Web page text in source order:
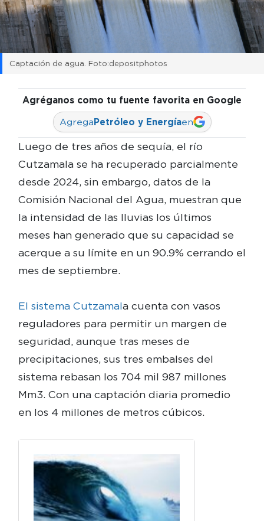
Captación de agua. Foto:depositphotos
Agréganos como tu fuente favorita en Google
AgregaPetróleo y Energíaen
Luego de tres años de sequía, el río
Cutzamala se ha recuperado parcialmente
desde 2024, sin embargo, datos de la
Comisión Nacional del Agua, muestran que
la intensidad de las lluvias los últimos
meses han generado que su capacidad se
acerque a su límite en un 90.9% cerrando el
mes de septiembre.
El sistema Cutzamala cuenta con vasos
reguladores para permitir un margen de
seguridad, aunque tras meses de
precipitaciones, sus tres embalses del
sistema rebasan los 704 mil 987 millones
Mm3. Con una captación diaria promedio
en los 4 millones de metros cúbicos.